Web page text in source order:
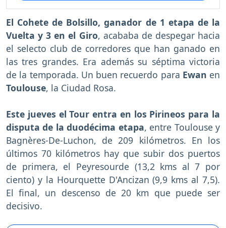
El Cohete de Bolsillo, ganador de 1 etapa de la
Vuelta y 3 en el Giro, acababa de despegar hacia
el selecto club de corredores que han ganado en
las tres grandes. Era además su séptima victoria
de la temporada. Un buen recuerdo para Ewan en
Toulouse, la Ciudad Rosa.
Este jueves el Tour entra en los Pirineos para la
disputa de la duodécima etapa, entre Toulouse y
Bagnères-De-Luchon, de 209 kilómetros. En los
últimos 70 kilómetros hay que subir dos puertos
de primera, el Peyresourde (13,2 kms al 7 por
ciento) y la Hourquette D'Ancizan (9,9 kms al 7,5).
El final, un descenso de 20 km que puede ser
decisivo.